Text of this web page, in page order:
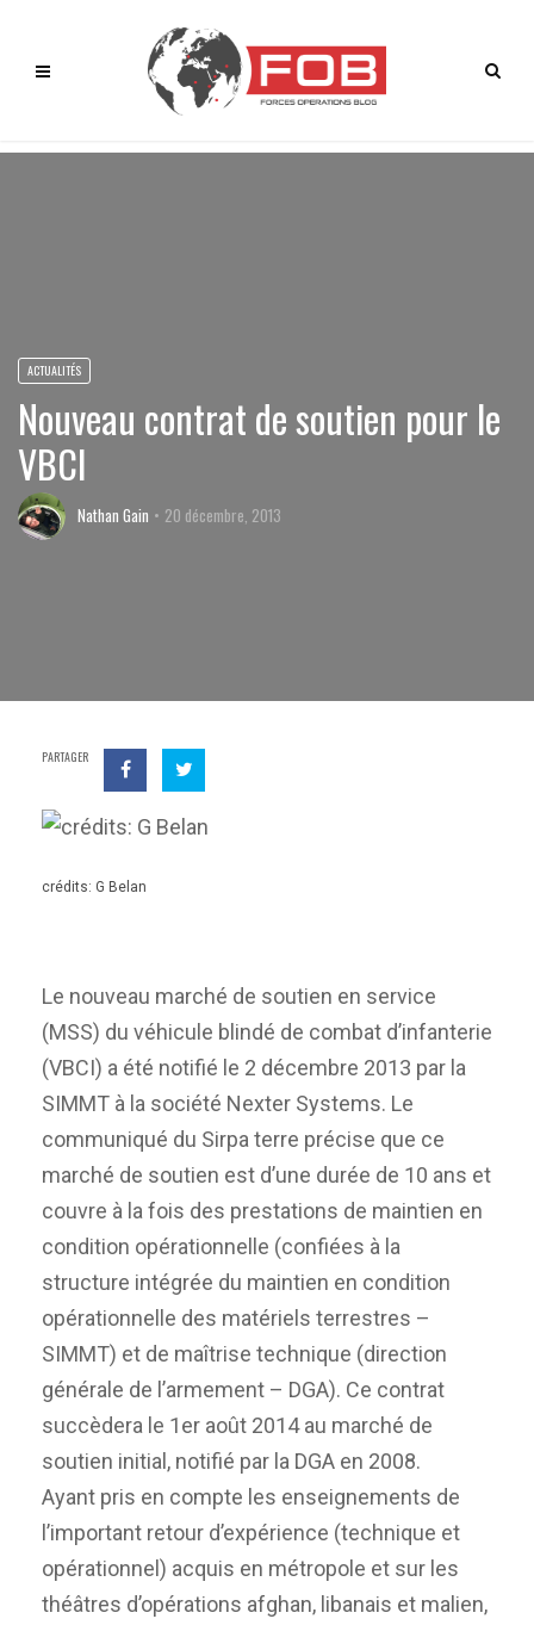
ACTUALITÉS
Nouveau contrat de soutien pour le
VBCI
Nathan Gain 20 décembre, 2013
PARTAGER
crédits: G Belan
Le nouveau marché de soutien en service
(MSS) du véhicule blindé de combat d’infanterie
(VBCI) a été notifié le 2 décembre 2013 par la
SIMMT à la société Nexter Systems. Le
communiqué du Sirpa terre précise que ce
marché de soutien est d’une durée de 10 ans et
couvre à la fois des prestations de maintien en
condition opérationnelle (confiées à la
structure intégrée du maintien en condition
opérationnelle des matériels terrestres –
SIMMT) et de maîtrise technique (direction
générale de l’armement – DGA). Ce contrat
succèdera le 1er août 2014 au marché de
soutien initial, notifié par la DGA en 2008.
Ayant pris en compte les enseignements de
l’important retour d’expérience (technique et
opérationnel) acquis en métropole et sur les
théâtres d’opérations afghan, libanais et malien,